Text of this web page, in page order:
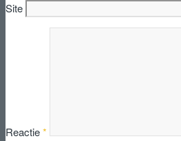
Site
Reactie*